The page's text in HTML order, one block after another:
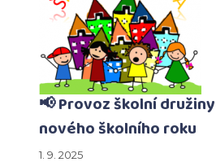
📢 Provoz školní
nového školního roku
1. 9. 2025